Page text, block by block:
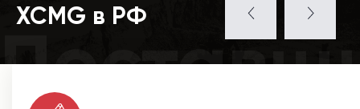
XCMG в РФ